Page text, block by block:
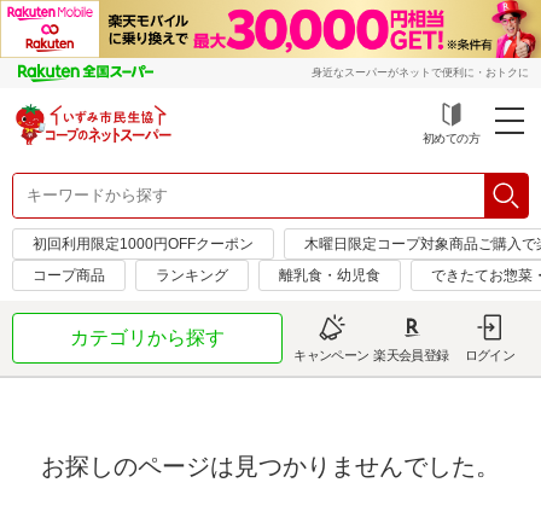
身近なスーパーがネットで便利に・おトクに
初めての方
初回利用限定1000円OFFクーポン
木曜日限定コープ対象商品ご購入
コープ商品
ランキング 離乳食・幼児食 できたてお惣菜
カテゴリから探す
キャンペーン 楽天会員登録 ログイン
お探しのページは見つかりませんでした。